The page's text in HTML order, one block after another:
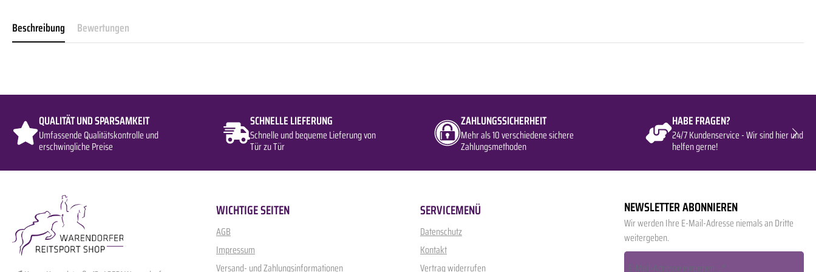
Beschreibung Bewertungen
QUALITÄT UND SPARSAMKEIT
Umfassende Qualitätskontrolle und
erschwingliche Preise
SCHNELLE LIEFERUNG
Schnelle und bequeme Lieferung von
Tür zu Tür
ZAHLUNGSSICHERHEIT
Mehr als 10 verschiedene sichere
Zahlungsmethoden
HABE FRAGEN?
24/7 Kundenservice - Wir sind hier und
helfen gerne!
WICHTIGE SEITEN
AGB
Impressum
Versand- und Zahlungsinformationen
SERVICEMENÜ
Datenschutz
Kontakt
Vertrag widerrufen
NEWSLETTER ABONNIEREN
Wir werden Ihre E-Mail-Adresse niemals an Dritte
weitergeben.